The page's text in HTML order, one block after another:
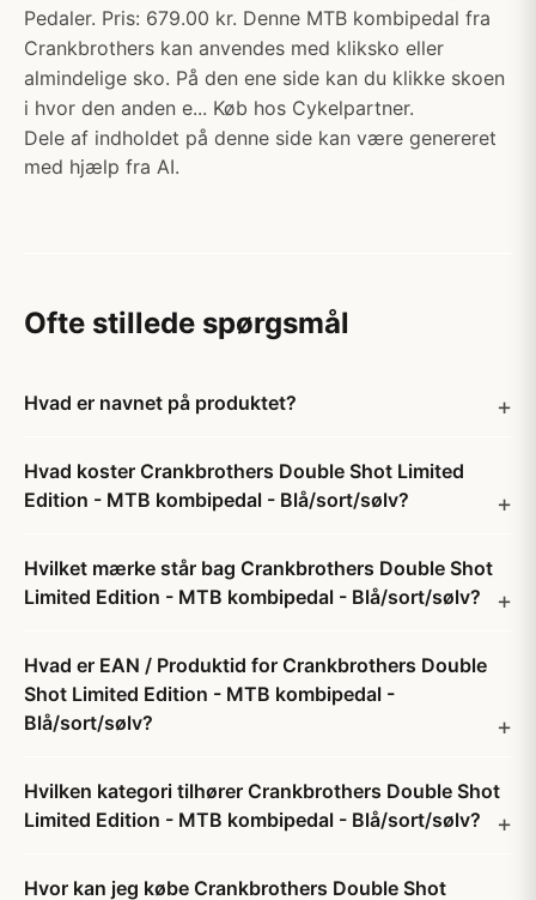
Pedaler. Pris: 679.00 kr. Denne MTB kombipedal fra
Crankbrothers kan anvendes med kliksko eller
almindelige sko. På den ene side kan du klikke skoen
i hvor den anden e... Køb hos Cykelpartner.
Dele af indholdet på denne side kan være genereret
med hjælp fra AI.
Ofte stillede spørgsmål
Hvad er navnet på produktet?
Hvad koster Crankbrothers Double Shot Limited
Edition - MTB kombipedal - Blå/sort/sølv?
Hvilket mærke står bag Crankbrothers Double Shot
Limited Edition - MTB kombipedal - Blå/sort/sølv?
Hvad er EAN / Produktid for Crankbrothers Double
Shot Limited Edition - MTB kombipedal -
Blå/sort/sølv?
Hvilken kategori tilhører Crankbrothers Double Shot
Limited Edition - MTB kombipedal - Blå/sort/sølv?
Hvor kan jeg købe Crankbrothers Double Shot